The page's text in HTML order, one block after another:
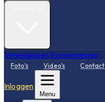
Verenigingen Evenementen
Foto's Video's Contact
Inloggen
Menu